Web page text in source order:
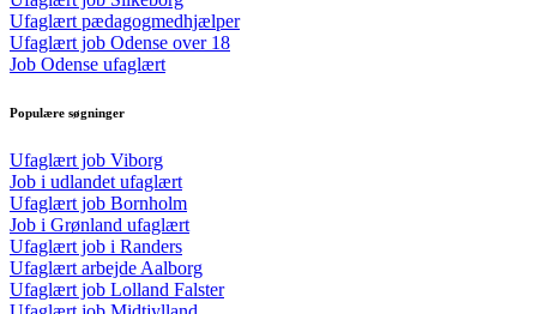
Ufaglært pædagogmedhjælper
Ufaglært job Odense over 18
Job Odense ufaglært
Populære søgninger
Ufaglært job Viborg
Job i udlandet ufaglært
Ufaglært job Bornholm
Job i Grønland ufaglært
Ufaglært job i Randers
Ufaglært arbejde Aalborg
Ufaglært job Lolland Falster